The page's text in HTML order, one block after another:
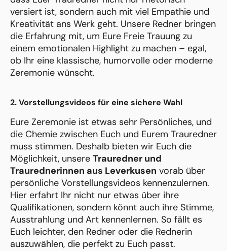
versiert ist, sondern auch mit viel Empathie und
Kreativität ans Werk geht. Unsere Redner bringen
die Erfahrung mit, um Eure Freie Trauung zu
einem emotionalen Highlight zu machen – egal,
ob Ihr eine klassische, humorvolle oder moderne
Zeremonie wünscht.
2. Vorstellungsvideos für eine sichere Wahl
Eure Zeremonie ist etwas sehr Persönliches, und
die Chemie zwischen Euch und Eurem Trauredner
muss stimmen. Deshalb bieten wir Euch die
Möglichkeit, unsere Trauredner und
Traurednerinnen aus Leverkusen vorab über
persönliche Vorstellungsvideos kennenzulernen.
Hier erfahrt Ihr nicht nur etwas über ihre
Qualifikationen, sondern könnt auch ihre Stimme,
Ausstrahlung und Art kennenlernen. So fällt es
Euch leichter, den Redner oder die Rednerin
auszuwählen, die perfekt zu Euch passt.